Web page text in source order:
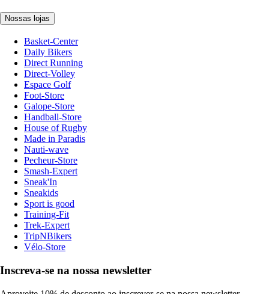
Nossas lojas
Basket-Center
Daily Bikers
Direct Running
Direct-Volley
Espace Golf
Foot-Store
Galope-Store
Handball-Store
House of Rugby
Made in Paradis
Nauti-wave
Pecheur-Store
Smash-Expert
Sneak'In
Sneakids
Sport is good
Training-Fit
Trek-Expert
TripNBikers
Vélo-Store
Inscreva-se na nossa newsletter